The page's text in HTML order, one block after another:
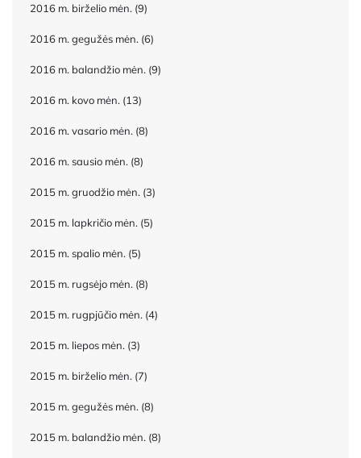
2016 m. birželio mėn. (9)
2016 m. gegužės mėn. (6)
2016 m. balandžio mėn. (9)
2016 m. kovo mėn. (13)
2016 m. vasario mėn. (8)
2016 m. sausio mėn. (8)
2015 m. gruodžio mėn. (3)
2015 m. lapkričio mėn. (5)
2015 m. spalio mėn. (5)
2015 m. rugsėjo mėn. (8)
2015 m. rugpjūčio mėn. (4)
2015 m. liepos mėn. (3)
2015 m. birželio mėn. (7)
2015 m. gegužės mėn. (8)
2015 m. balandžio mėn. (8)